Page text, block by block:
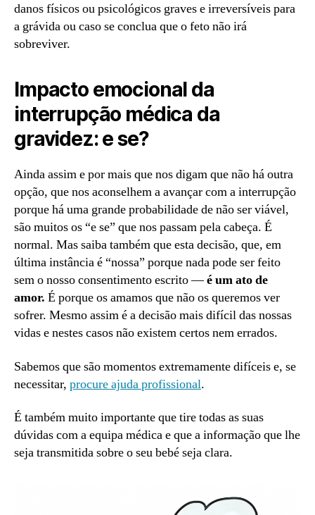
danos físicos ou psicológicos graves e irreversíveis para
a grávida ou caso se conclua que o feto não irá
sobreviver.
Impacto emocional da
interrupção médica da
gravidez: e se?
Ainda assim e por mais que nos digam que não há outra
opção, que nos aconselhem a avançar com a interrupção
porque há uma grande probabilidade de não ser viável,
são muitos os “e se” que nos passam pela cabeça. É
normal. Mas saiba também que esta decisão, que, em
última instância é “nossa” porque nada pode ser feito
sem o nosso consentimento escrito —é um ato de
amor. É porque os amamos que não os queremos ver
sofrer. Mesmo assim é a decisão mais difícil das nossas
vidas e nestes casos não existem certos nem errados.
Sabemos que são momentos extremamente difíceis e, se
necessitar, procure ajuda profissional.
É também muito importante que tire todas as suas
dúvidas com a equipa médica e que a informação que lhe
seja transmitida sobre o seu bebé seja clara.